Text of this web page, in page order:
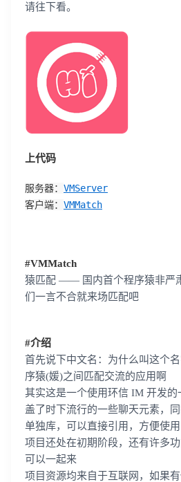
请往下看。
上代码
服务器： VMServer
客户端： VMMatch
#VMMatch
猿匹配 —— 国内首个程序猿非严
们一言不合就来场匹配吧
#介绍
首先说下中文名：为什么叫这个
序猿(媛)之间匹配交流的应用啊
其实这是一个使用环信 IM 开发的
盖了时下流行的一些聊天元素，
单独库，可以直接引用，方便使用
项目还处在初期阶段，还有许多
可以一起来
项目资源均来自于互联网，如果